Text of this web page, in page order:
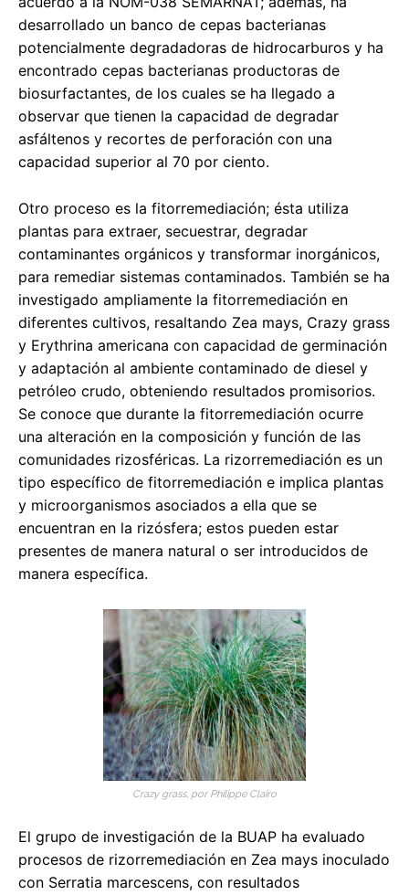
desarrollado un banco de cepas bacterianas
potencialmente degradadoras de hidrocarburos y ha
encontrado cepas bacterianas productoras de
biosurfactantes, de los cuales se ha llegado a
observar que tienen la capacidad de degradar
asfáltenos y recortes de perforación con una
capacidad superior al 70 por ciento.
Otro proceso es la fitorremediación; ésta utiliza
plantas para extraer, secuestrar, degradar
contaminantes orgánicos y transformar inorgánicos,
para remediar sistemas contaminados. También se ha
investigado ampliamente la fitorremediación en
diferentes cultivos, resaltando Zea mays, Crazy grass
y Erythrina americana con capacidad de germinación
y adaptación al ambiente contaminado de diesel y
petróleo crudo, obteniendo resultados promisorios.
Se conoce que durante la fitorremediación ocurre
una alteración en la composición y función de las
comunidades rizosféricas. La rizorremediación es un
tipo específico de fitorremediación e implica plantas
y microorganismos asociados a ella que se
encuentran en la rizósfera; estos pueden estar
presentes de manera natural o ser introducidos de
manera específica.
Crazy grass, por Philippe Clairo
El grupo de investigación de la BUAP ha evaluado
procesos de rizorremediación en Zea mays inoculado
con Serratia marcescens, con resultados